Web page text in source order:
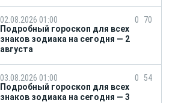
02.08.2026 01:00 0
70
Подробный гороскоп для всех
знаков зодиака на сегодня — 2
августа
03.08.2026 01:00 0 54
Подробный гороскоп для всех
знаков зодиака на сегодня — 3